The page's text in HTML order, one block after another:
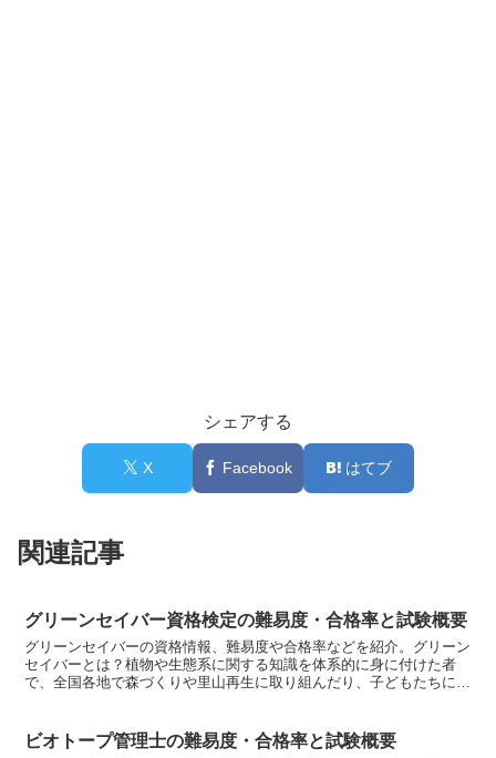
シェアする
X Facebook はてブ
関連記事
グリーンセイバー資格検定の難易度・合格率と試験概要
グリーンセイバーの資格情報、難易度や合格率などを紹介。グリーン
セイバーとは？植物や生態系に関する知識を体系的に身に付けた者
で、全国各地で森づくりや里山再生に取り組んだり、子どもたちに自
ビオトープ管理士の難易度・合格率と試験概要